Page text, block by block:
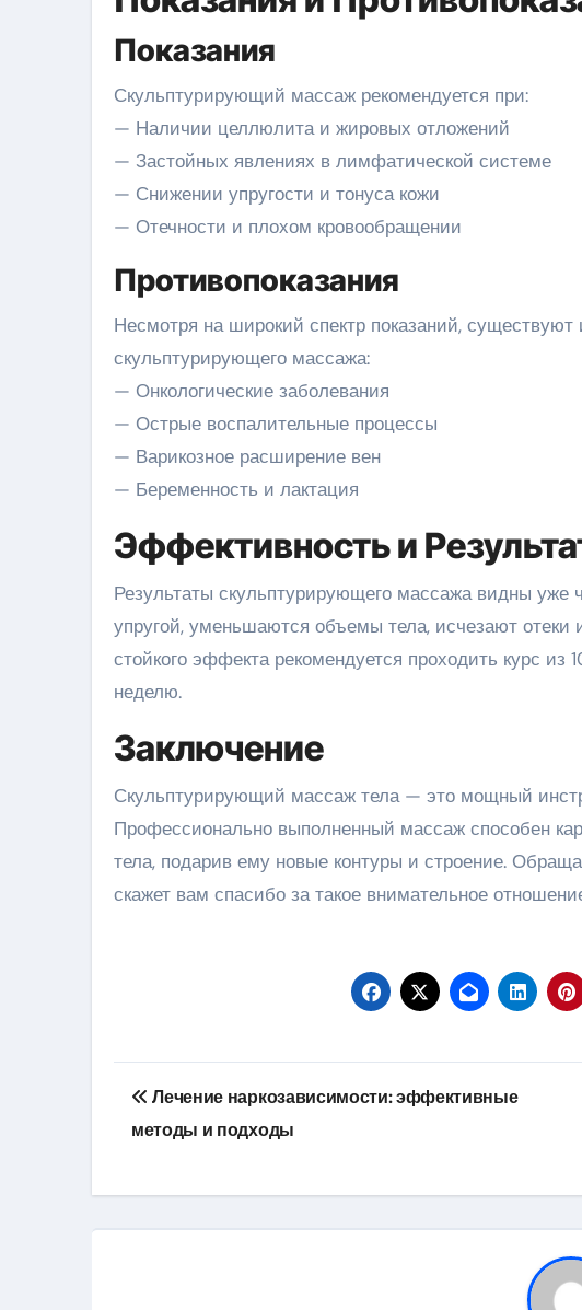
Показания
Скульптурирующий массаж рекомендуется при:
— Наличии целлюлита и жировых отложений
— Застойных явлениях в лимфатической системе
— Снижении упругости и тонуса кожи
— Отечности и плохом кровообращении
Противопоказания
Несмотря на широкий спектр показаний, существуют
скульптурирующего массажа:
— Онкологические заболевания
— Острые воспалительные процессы
— Варикозное расширение вен
— Беременность и лактация
Эффективность и
Результаты скульптурирующего массажа видны уже
упругой, уменьшаются объемы тела, исчезают
стойкого эффекта рекомендуется проходить курс
неделю.
Заключение
Скульптурирующий массаж тела — это мощный
Профессионально выполненный массаж способен
тела, подарив ему новые контуры и строение.
скажет вам спасибо за такое внимательное
Навигация
по
Лечение наркозависимости: эффективные
методы и подходы